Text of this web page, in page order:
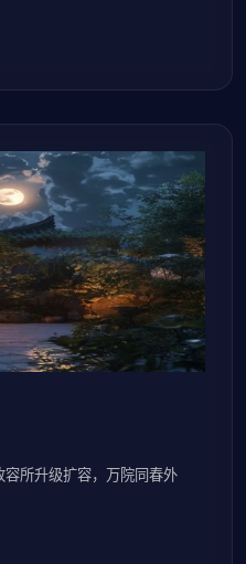
所升级扩容，万院同春外